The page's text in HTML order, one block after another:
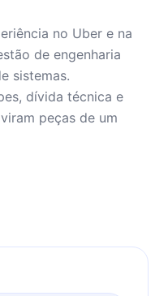
no Uber e na
de engenharia
sistemas.
dívida técnica e
peças de um